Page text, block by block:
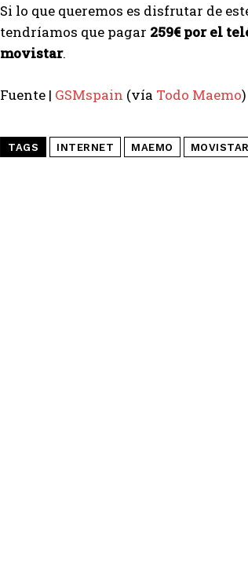
Si lo que queremos es disfrutar de
tendríamos que pagar 259€ por el
movistar.
Fuente | GSMspain (vía Todo Maemo)
TAGS INTERNET MAEMO MOVISTAR